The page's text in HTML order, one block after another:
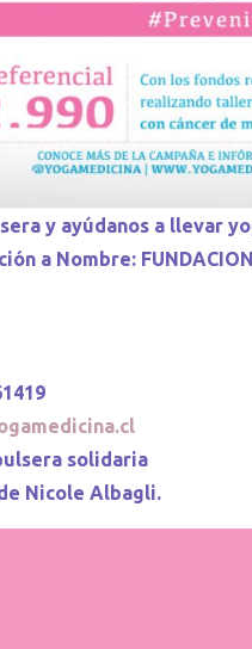
y ayúdanos a llevar
a Nombre:
solidaria
Nicole Albagli.